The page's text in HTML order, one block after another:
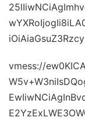
vmess://